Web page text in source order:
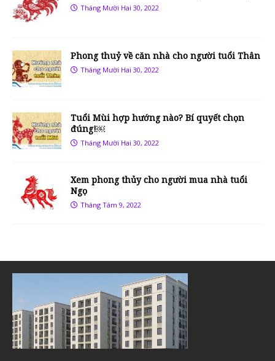
Tháng Mười Hai 30, 2022
Phong thuỷ về căn nhà cho người tuổi Thân
Tháng Mười Hai 30, 2022
Tuổi Mùi hợp hướng nào? Bí quyết chọn
đúng!￼
Tháng Mười Hai 30, 2022
Xem phong thủy cho người mua nhà tuổi
Ngọ
Tháng Tám 9, 2022